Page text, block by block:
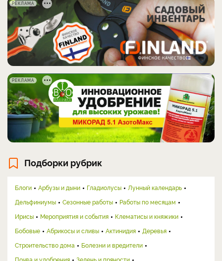
РЕКЛАМА
РЕКЛАМА
Подборки рубрик
Блоги Арбузы и дыни Гладиолусы
Лунный календарь
Дельфиниумы
Сезонные работы
Работы по месяцам
Ирисы
Мероприятия и события
Клематисы и княжики
Бобовые
Абрикосы и сливы Актинидия
Деревья
Строительство дома
Болезни и вредители
Почва и удобрения
Зелень и пряности